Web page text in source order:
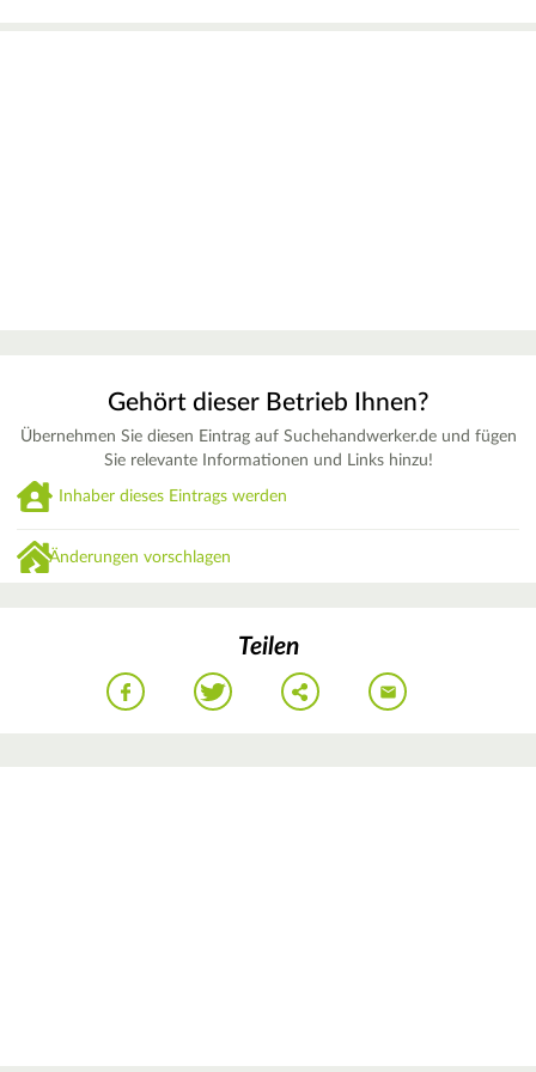
Gehört dieser Betrieb Ihnen?
Übernehmen Sie diesen Eintrag auf Suchehandwerker.de und fügen
Sie relevante Informationen und Links hinzu!
Inhaber dieses Eintrags werden
Änderungen vorschlagen
Teilen